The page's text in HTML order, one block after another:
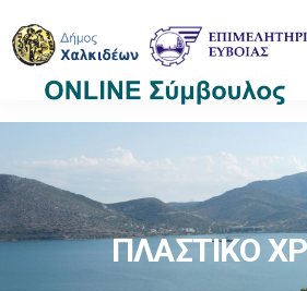
ΠΛΑΣΤΙΚΟ